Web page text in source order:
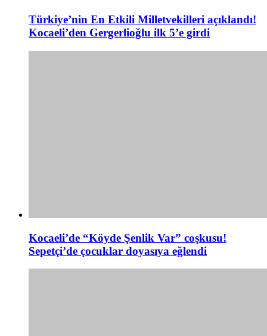
Türkiye’nin En Etkili Milletvekilleri açıklandı!
Kocaeli’den Gergerlioğlu ilk 5’e girdi
Kocaeli’de “Köyde Şenlik Var” coşkusu!
Sepetçi’de çocuklar doyasıya eğlendi